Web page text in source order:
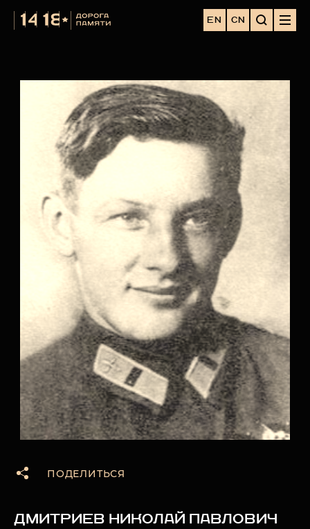
EN CN
ПОДЕЛИТЬСЯ
ДМИТРИЕВ НИКОЛАЙ ПАВЛОВИЧ